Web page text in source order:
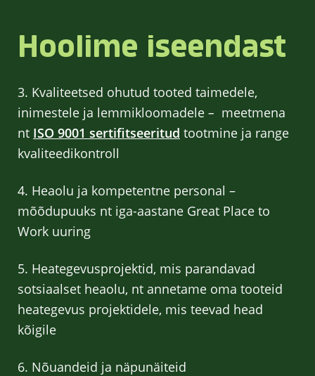
Hoolime iseendast
3. Kvaliteetsed ohutud tooted taimedele,
inimestele ja lemmikloomadele – meetmena
nt ISO 9001 sertifitseeritud tootmine ja range
kvaliteedikontroll
4. Heaolu ja kompetentne personal –
mõõdupuuks nt iga-aastane Great Place to
Work uuring
5. Heategevusprojektid, mis parandavad
sotsiaalset heaolu, nt annetame oma tooteid
heategevus projektidele, mis teevad head
kõigile
6. Nõuandeid ja näpunäiteid